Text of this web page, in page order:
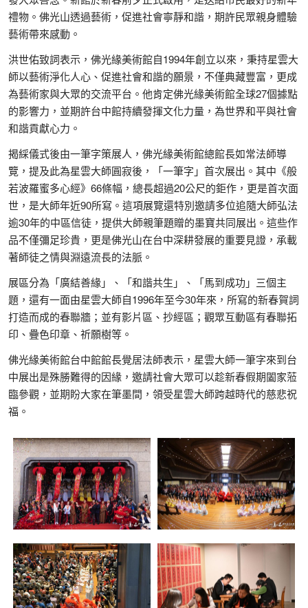
禮物。佛光山透過藝術，促進社會寧靜和諧，期許民眾親身體驗
藝術帶來感動。
洪世佑致詞表示，佛光緣美術館自1994年創立以來，秉持星雲大
師以藝術淨化人心、促進社會和諧的願景，不僅典藏豐富，更成
為藝術家與大眾的交流平台。他肯定佛光緣美術館全球27個據點
的影響力，並期許台中館持續發揮文化力量，為世界和平與社會
和諧貢獻心力。
揭綵儀式後由一筆字策展人，佛光緣美術館總館長如常法師導
覽，提及此為星雲大師圓寂後，「一筆字」首次展出。其中《般
若波羅蜜多心經》66條幅，總長超過20公尺的鉅作，更是首次面
世，是大師年近90所寫。這項展覽還特別邀請多位追隨大師弘法
逾30年的中區信徒，提供大師親筆題贈的墨寶共同展出。這些作
品不僅彌足珍貴，更是佛光山在台中深耕發展的重要見證，承載
著師徒之情與淵遠流長的法脈。
展區分為「廣結善緣」、「和諧共生」、「馬到成功」三個主
題，還有一面由星雲大師自1996年至今30年來，所寫的新春賀詞
打造而成的春聯牆；並有影片區、抄經區；觀眾互動區有春聯拓
印、疊色印章、祈願樹等。
佛光緣美術館台中館館長覺居法師表示，星雲大師一筆字來到台
中展出是殊勝難得的因緣，邀請社會大眾可以趁新春假期闔家蒞
臨參觀，並期盼大家在筆墨間，領受星雲大師跨越時代的慈悲祝
福。